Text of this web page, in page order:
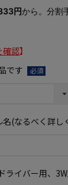
円から。分割
確認】
です
(なるべく詳し
イバー用、